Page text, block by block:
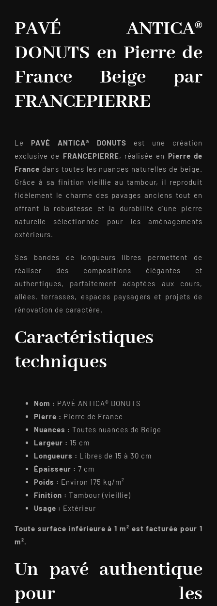
PAVÉ ANTICA®
DONUTS en Pierre de
France Beige par
FRANCEPIERRE
Le PAVÉ ANTICA® DONUTS est une création
exclusive de FRANCEPIERRE, réalisée en Pierre de
France dans toutes les nuances naturelles de beige.
Grâce à sa finition vieillie au tambour, il reproduit
fidèlement le charme des pavages anciens tout en
offrant la robustesse et la durabilité d’une pierre
naturelle sélectionnée pour les aménagements
extérieurs.
Ses bandes de longueurs libres permettent de
réaliser des compositions élégantes et
authentiques, parfaitement adaptées aux cours,
allées, terrasses, espaces paysagers et projets de
rénovation de caractère.
Caractéristiques
techniques
Nom : PAVÉ ANTICA® DONUTS
Pierre : Pierre de France
Nuances : Toutes nuances de Beige
Largeur : 15 cm
Longueurs : Libres de 15 à 30 cm
Épaisseur : 7 cm
Poids : Environ 175 kg/m²
Finition : Tambour (vieillie)
Usage : Extérieur
Toute surface inférieure à 1 m² est facturée pour 1
m².
Un pavé authentique
pour les